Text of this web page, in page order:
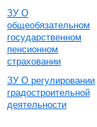
ЗУ О
общеобязательном
государственном
пенсионном
страховании
ЗУ О регулировании
градостроительной
деятельности